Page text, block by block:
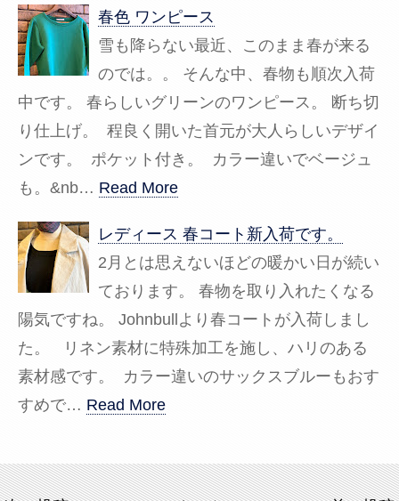
春色 ワンピース
雪も降らない最近、このまま春が来る
のでは。。 そんな中、春物も順次入荷
中です。 春らしいグリーンのワンピース。 断ち切
り仕上げ。 程良く開いた首元が大人らしいデザイ
ンです。 ポケット付き。 カラー違いでベージュ
も。&nb… Read More
レディース 春コート新入荷です。
2月とは思えないほどの暖かい日が続い
ております。 春物を取り入れたくなる
陽気ですね。 Johnbullより春コートが入荷しまし
た。 リネン素材に特殊加工を施し、ハリのある
素材感です。 カラー違いのサックスブルーもおす
すめで… Read More